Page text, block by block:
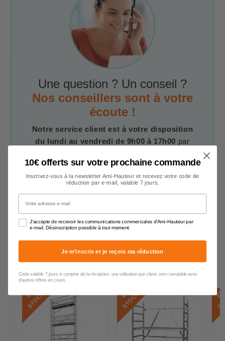
Une question ? Un conseil ?
Nos conseillers sont à votre
écoute !
Notre service client est à votre disposition
du lundi au vendredi de 9h00 à 17h00 par
Contacter un conseiller
E
N
S
T
O
C
K E
N
S
T
O
C
K E
N
S
T
O
C
10€ offerts sur votre prochaine commande
Inscrivez-vous à la newsletter Ami-Hauteur et recevez votre code de
réduction par e-mail, valable 7 jours.
Votre adresse e-mail
J'accepte de recevoir les communications commerciales d'Ami-Hauteur par
e-mail. Désinscription possible à tout moment.
Je m'inscris et je reçois ma réduction
Code valable 7 jours à compter de la réception, une utilisation par client, non cumulable avec
d'autres offres en cours.